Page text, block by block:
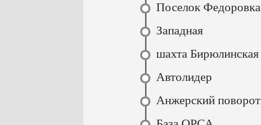
Поселок Федоровка
Западная
шахта Бирюлинская
Автолидер
Анжерский поворот